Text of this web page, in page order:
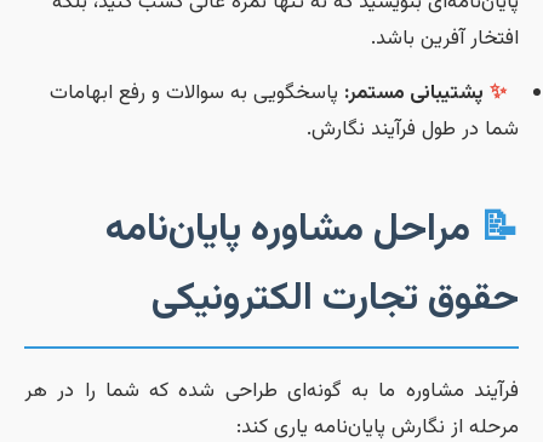
آفرین باشد.
✨
پشتیبانی مستمر:پاسخگویی به سوالات و رفع ابهامات
در طول فرآیند نگارش.
مراحل مشاوره پایان‌نامه
تجارت الکترونیکی
مشاوره ما به گونه‌ای طراحی شده که شما را در هر
از نگارش پایان‌نامه یاری کند: